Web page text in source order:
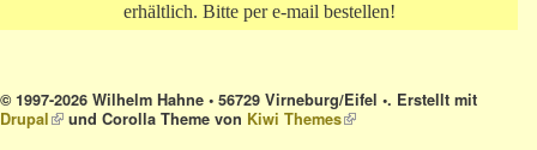
erhältlich. Bitte per e-mail bestellen!
© 1997-2026 Wilhelm Hahne • 56729 Virneburg/Eifel •. Erstellt mit
Drupal(link is external)
und Corolla Theme von Kiwi Themes(link is external)